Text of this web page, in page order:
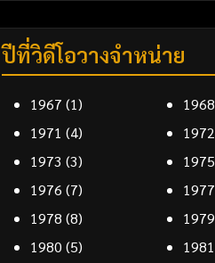
ปีที่วิดีโอวางจำหน่าย
1967 (1) 1968
1971 (4) 1972
1973 (3) 1975
1976 (7) 1977
1978 (8) 1979
1980 (5) 1981